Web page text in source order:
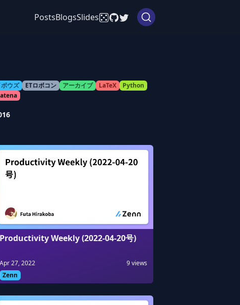
PostsBlogsSlides
ウズ ETロボコン アーカイブ LaTeX
Python
Productivity Weekly (2022-04-20号)
Apr 27, 2022 9views
Zenn